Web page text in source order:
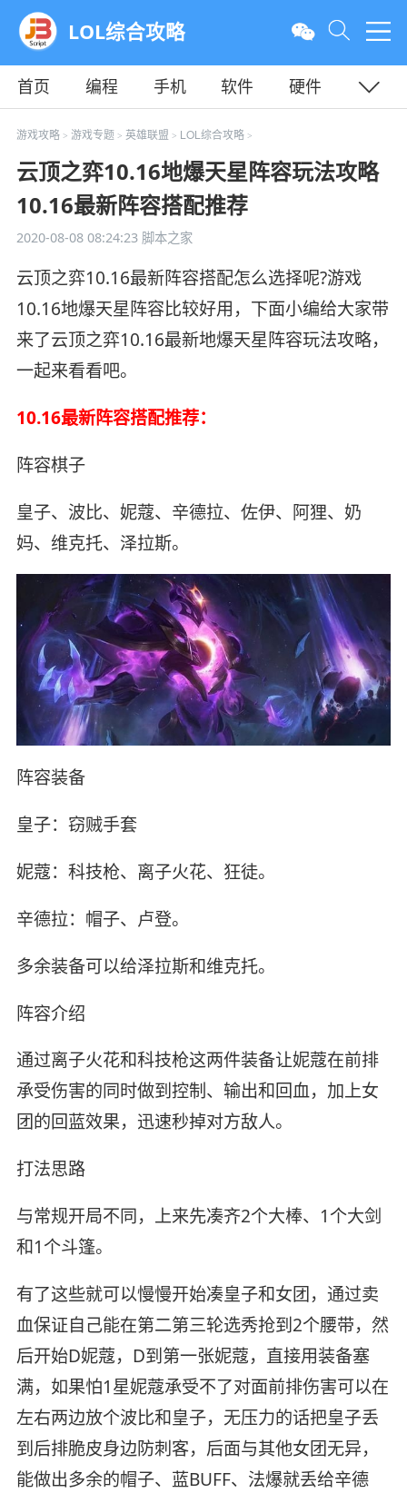
LOL综合攻略
首页 编程 手机 软件
硬件
教程
平面 服务器
游戏攻略> 游戏专题 > 英雄联盟 > LOL综合攻略>
云顶之弈10.16地爆天星阵容玩法攻略
10.16最新阵容搭配推荐
2020-08-08 08:24:23脚本之家
云顶之弈10.16最新阵容搭配怎么选择呢?游戏
10.16地爆天星阵容比较好用，下面小编给大家带
来了云顶之弈10.16最新地爆天星阵容玩法攻略，
一起来看看吧。
10.16最新阵容搭配推荐：
阵容棋子
皇子、波比、妮蔻、辛德拉、佐伊、阿狸、奶
妈、维克托、泽拉斯。
阵容装备
皇子：窃贼手套
妮蔻：科技枪、离子火花、狂徒。
辛德拉：帽子、卢登。
多余装备可以给泽拉斯和维克托。
阵容介绍
通过离子火花和科技枪这两件装备让妮蔻在前排
承受伤害的同时做到控制、输出和回血，加上女
团的回蓝效果，迅速秒掉对方敌人。
打法思路
与常规开局不同，上来先凑齐2个大棒、1个大剑
和1个斗篷。
有了这些就可以慢慢开始凑皇子和女团，通过卖
血保证自己能在第二第三轮选秀抢到2个腰带，然
后开始D妮蔻，D到第一张妮蔻，直接用装备塞
满，如果怕1星妮蔻承受不了对面前排伤害可以在
左右两边放个波比和皇子，无压力的话把皇子丢
到后排脆皮身边防刺客，后面与其他女团无异，
能做出多余的帽子、蓝BUFF、法爆就丢给辛德